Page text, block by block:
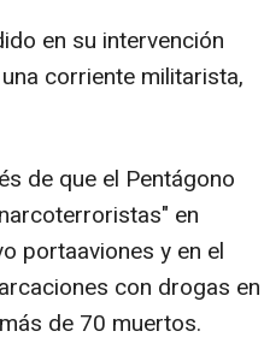
en su intervención
corriente militarista,
de que el Pentágono
en
portaaviones y en el
con drogas en
de 70 muertos.